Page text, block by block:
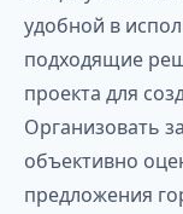
удобной в
подходящие
проекта для
Организовать
объективно
предложения